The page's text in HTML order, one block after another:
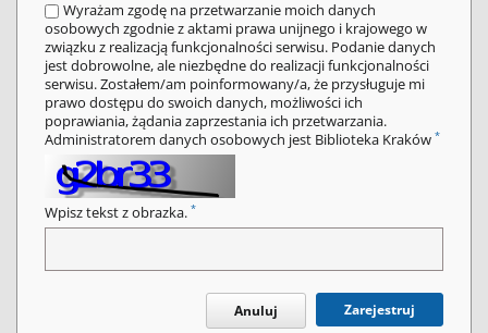
Wyrażam zgodę na przetwarzanie moich danych
osobowych zgodnie z aktami prawa unijnego i krajowego w
związku z realizacją funkcjonalności serwisu. Podanie danych
jest dobrowolne, ale niezbędne do realizacji funkcjonalności
serwisu. Zostałem/am poinformowany/a, że przysługuje mi
prawo dostępu do swoich danych, możliwości ich
poprawiania, żądania zaprzestania ich przetwarzania.
Administratorem danych osobowych jest Biblioteka Kraków *
Wpisz tekst z obrazka. *
Anuluj Zarejestruj